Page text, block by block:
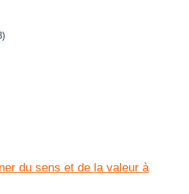
du sens et de la valeur à